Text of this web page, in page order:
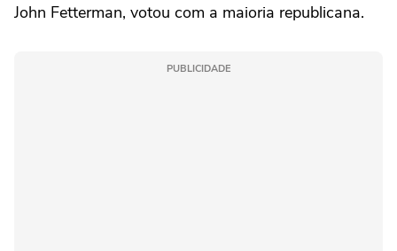
John Fetterman, votou com a maioria republicana.
PUBLICIDADE